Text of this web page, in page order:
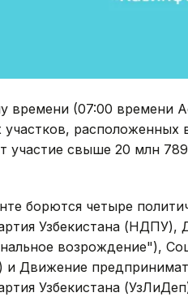
времени (07:00 времени
расположенных
участие свыше 20 млн
борются четыре
Узбекистана (НДПУ),
возрождение"),
и Движение
Узбекистана